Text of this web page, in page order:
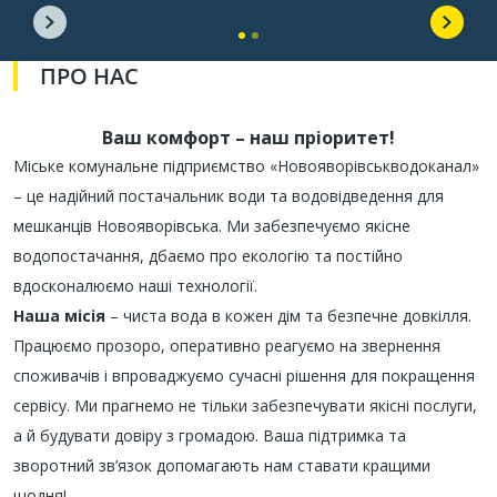
ПРО НАС
Ваш комфорт – наш пріоритет!
Міське комунальне підприємство «Новояворівськводоканал»
– це надійний постачальник води та водовідведення для
мешканців Новояворівська. Ми забезпечуємо якісне
водопостачання, дбаємо про екологію та постійно
вдосконалюємо наші технології.
Наша місія – чиста вода в кожен дім та безпечне довкілля.
Працюємо прозоро, оперативно реагуємо на звернення
споживачів і впроваджуємо сучасні рішення для покращення
сервісу. Ми прагнемо не тільки забезпечувати якісні послуги,
а й будувати довіру з громадою. Ваша підтримка та
зворотний зв’язок допомагають нам ставати кращими